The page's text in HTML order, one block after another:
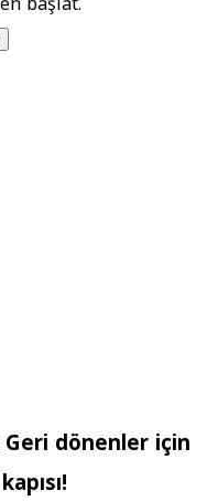
Geri dönenler için